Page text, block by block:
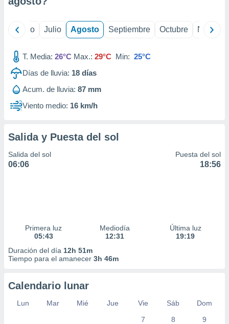
mediante
publicidad
publicidad
1199
Junio Julio Agosto Septiembre Octubre
T. Media: 26°C Max.: 29°C Min: 25°C
Días de lluvia: 18 días
Acum. de lluvia: 87 mm
Viento medio: 16 km/h
Salida y Puesta del sol
Salida del sol
06:06
Puesta del sol
18:56
Primera luz
05:43
Mediodía
12:31
Última luz
19:19
Duración del día 12h 51m
Tiempo para el amanecer 3h 46m
Calendario lunar
Lun Mar Mié Jue Vie Sáb
Dom
7
8 9